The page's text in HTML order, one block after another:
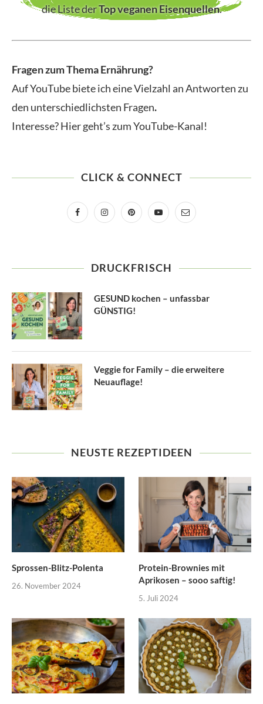
die Liste derTop veganen Eisenquellen.
Fragen zum Thema Ernährung?
Auf YouTube biete ich eine Vielzahl an Antworten zu
den unterschiedlichsten Fragen.
Interesse? Hier geht’s zum YouTube-Kanal!
CLICK & CONNECT
DRUCKFRISCH
GESUND kochen – unfassbar
GÜNSTIG!
Veggie for Family – die erweitere
Neuauflage!
NEUSTE REZEPTIDEEN
Sprossen-Blitz-Polenta
26. November 2024
Protein-Brownies mit
Aprikosen – sooo saftig!
5. Juli 2024